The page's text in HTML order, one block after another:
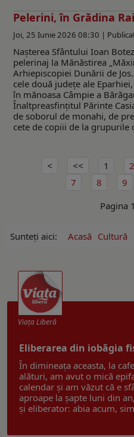
Pelerini, în Grădina
Joi, 25 Iunie 2026 08:30 |
Nașterea Sfântului Ioan
pelerinaj la Mănăstirea
Arhiepiscopiei Dunării de
cele două județe ale
în mănoasa Câmpie a
Înaltpreasfinţitul Părinte
de soborul de monahi, de
cete de copiii de la grupurile
1 2
7
8 9
Pagina
Sunteți aici: Acasă Cultură
Viaţa Liberă
Eliberarea din iobăgia
În dimineața aceasta, la
alături, am avut o mică
calendar și am văzut că e
aproape la șapte luni din
și eliberator: abia acum,